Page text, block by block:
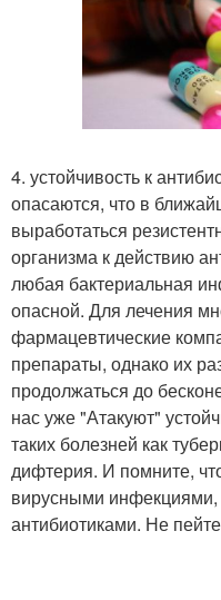
4. устойчивость к
опасаются, что в
выработаться
организма к действию
любая бактериальная
опасной. Для лечения
фармацевтические
препараты, однако их
продолжаться до
нас уже "Атакуют"
таких болезней как
дифтерия. И помните,
вирусными инфекциями,
антибиотиками. Не